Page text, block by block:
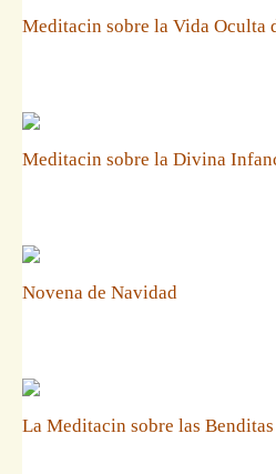
Meditacin sobre la Vida Oculta
Meditacin sobre la Divina
Novena de Navidad
La Meditacin sobre las